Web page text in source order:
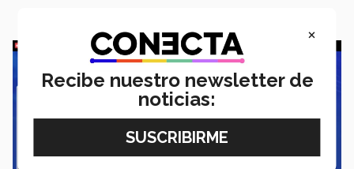
×
Recibe nuestro newsletter de
noticias: